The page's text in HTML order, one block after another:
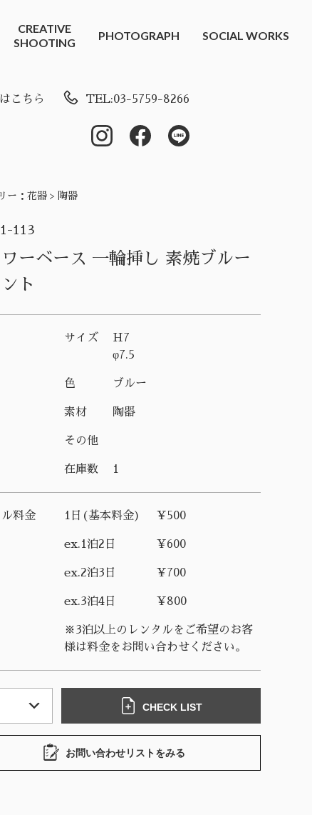
CREATIVE
SHOOTING
PHOTOGRAPH SOCIAL WORKS
こちら TEL:03-5759-8266
ー： 花器 > 陶器
113
ワーベース 一輪挿し 素焼ブルー
ト
サイズ
H7
φ7.5
色 ブルー
素材 陶器
その他
在庫数 1
ル料金 1日(基本料金) ¥500
ex.1泊2日 ¥600
ex.2泊3日 ¥700
ex.3泊4日 ¥800
※3泊以上のレンタルをご希望のお客
様は料金をお問い合わせください。
CHECK LIST
お問い合わせリストをみる